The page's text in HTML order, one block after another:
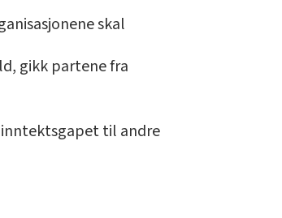
skal
gikk partene fra
til andre